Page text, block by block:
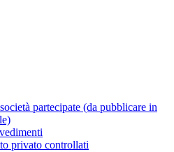
partecipate (da pubblicare in
privato controllati